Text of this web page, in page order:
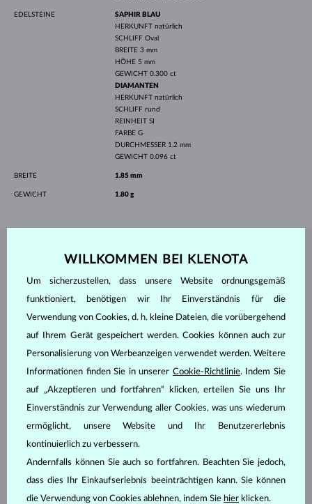
EDELSTEINE
SAPHIR BLAU
HERKUNFT natürlich
SCHLIFF Oval
BREITE 3 mm
HÖHE 5 mm
GEWICHT 0.300 ct
DIAMANTEN
HERKUNFT natürlich
SCHLIFF rund
REINHEIT SI
FARBE G
DURCHMESSER 1.2 mm
GEWICHT 0.096 ct
BREITE 1.85 mm
GEWICHT 1.80 g
SCHMUCK AUS DEMKLENOTA ATELIER
WILLKOMMEN BEI KLENOTA
Um sicherzustellen, dass unsere Website ordnungsgemäß
funktioniert, benötigen wir Ihr Einverständnis für die
Verwendung von Cookies, d. h. kleine Dateien, die vorübergehend
auf Ihrem Gerät gespeichert werden. Cookies können auch zur
Personalisierung von Werbeanzeigen verwendet werden. Weitere
Informationen finden Sie in unserer Cookie-Richtlinie. Indem Sie
auf „Akzeptieren und fortfahren“ klicken, erteilen Sie uns Ihr
Einverständnis zur Verwendung aller Cookies, was uns wiederum
ermöglicht, unsere Website und Ihr Benutzererlebnis
kontinuierlich zu verbessern.
Andernfalls können Sie auch so fortfahren. Beachten Sie jedoch,
dass dies Ihr Einkaufserlebnis beeinträchtigen kann. Sie können
die Verwendung von Cookies ablehnen, indem Sie hier klicken.